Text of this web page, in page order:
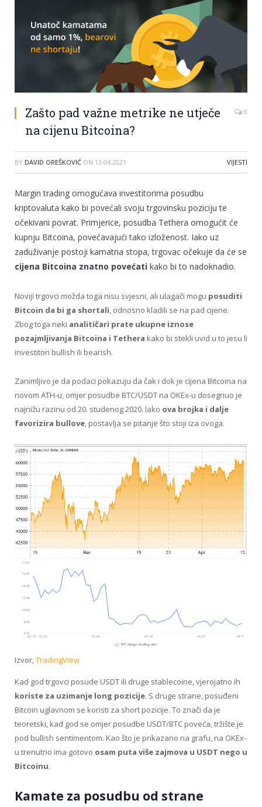
Zašto pad važne metrike ne utječe
na cijenu Bitcoina?
0
BY DAVID OREŠKOVIĆ ON 13.04.2021 VIJESTI
Margin trading omogućava investitorima posudbu
kriptovaluta kako bi povećali svoju trgovinsku poziciju te
očekivani povrat. Primjerice, posudba Tethera omogućit će
kupnju Bitcoina, povećavajući tako izloženost. Iako uz
zaduživanje postoji kamatna stopa, trgovac očekuje da će se
cijena Bitcoina znatno povećati kako bi to nadoknadio.
Noviji trgovci možda toga nisu svjesni, ali ulagači mogu posuditi
Bitcoin da bi ga shortali, odnosno kladili se na pad cijene.
Zbog toga neki analitičari prate ukupne iznose
pozajmljivanja Bitcoina i Tethera kako bi stekli uvid u to jesu li
investitori bullish ili bearish.
Zanimljivo je da podaci pokazuju da čak i dok je cijena Bitcoina na
novom ATH-u, omjer posudbe BTC/USDT na OKEx-u dosegnuo je
najnižu razinu od 20. studenog 2020. Iako ova brojka i dalje
favorizira bullove, postavlja se pitanje što stoji iza ovoga.
Izvor,TradingView
Kad god trgovci posude USDT ili druge stablecoine, vjerojatno ih
koriste za uzimanje long pozicije. S druge strane, posuđeni
Bitcoin uglavnom se koristi za short pozicije. To znači da je
teoretski, kad god se omjer posudbe USDT/BTC poveća, tržište je
pod bullish sentimentom. Kao što je prikazano na grafu, na OKEx-
u trenutno ima gotovo osam puta više zajmova u USDT nego u
Bitcoinu.
Kamate za posudbu od strane